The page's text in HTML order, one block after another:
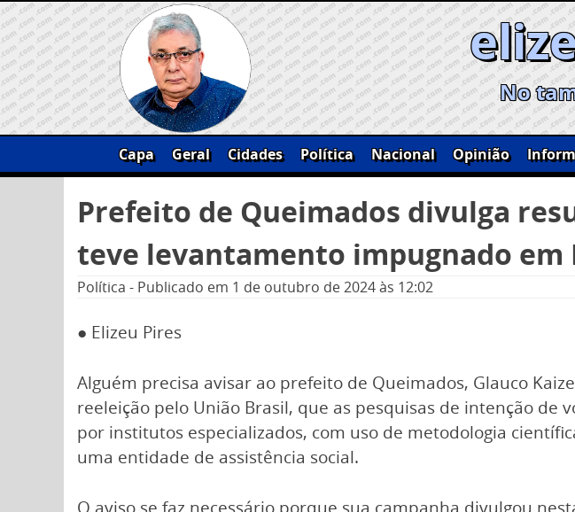
Skip
to
content
No
Capa Geral Cidades Política Nacional Opinião
por:
Prefeito de Queimados divulga
teve levantamento impugnado em
Política - Publicado em 1 de outubro de 2024às 12:02
● Elizeu Pires
Alguém precisa avisar ao prefeito de Queimados, Glauco
reeleição pelo União Brasil, que as pesquisas de intenção de
por institutos especializados, com uso de metodologia
uma entidade de assistência social.
O aviso se faz necessário porque sua campanha divulgou